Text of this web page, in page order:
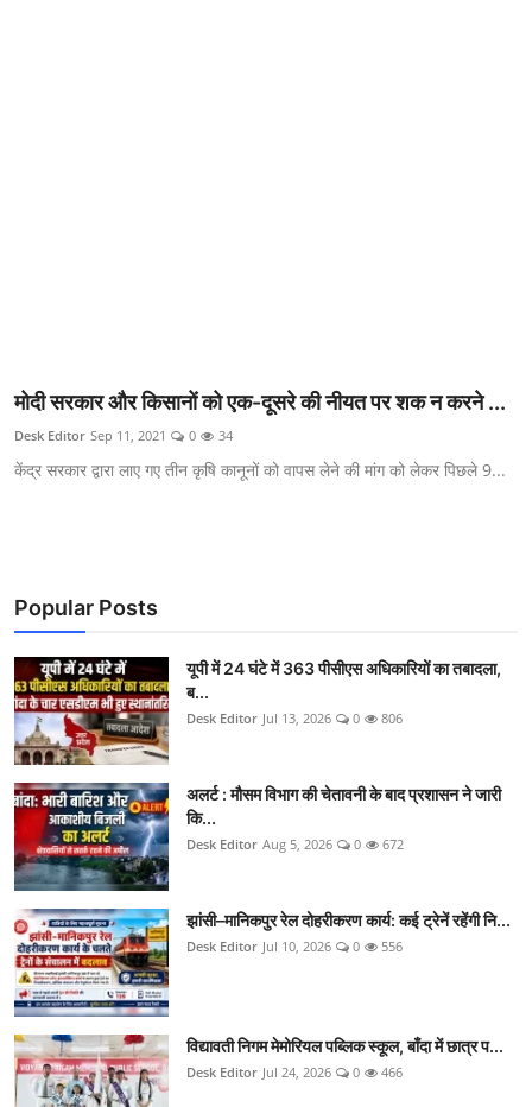
मोदी सरकार और किसानों को एक-दूसरे की नीयत पर शक न करने ...
Desk Editor Sep 11, 2021 0 34
केंद्र सरकार द्वारा लाए गए तीन कृषि कानूनों को वापस लेने की मांग को लेकर पिछले 9...
Popular Posts
यूपी में 24 घंटे में 363 पीसीएस अधिकारियों का तबादला,
ब...
Desk Editor Jul 13, 2026 0 806
अलर्ट : मौसम विभाग की चेतावनी के बाद प्रशासन ने जारी
कि...
Desk Editor Aug 5, 2026 0 672
झांसी–मानिकपुर रेल दोहरीकरण कार्य: कई ट्रेनें रहेंगी नि...
Desk Editor Jul 10, 2026 0 556
विद्यावती निगम मेमोरियल पब्लिक स्कूल, बाँदा में छात्र प...
Desk Editor Jul 24, 2026 0 466